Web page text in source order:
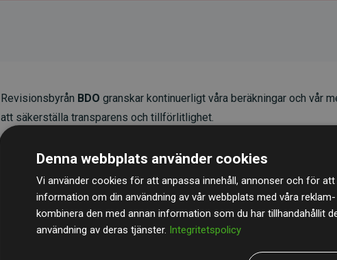
Revisionsbyrån BDO granskar kontinuerligt våra beräkningar och vår
att säkerställa transparens och tillförlitlighet.
kompenserar för200 % av de beräknade CO₂-utsläppen
medlemswebbplatser – ett tydligt bevis på att vårt arbetssätt ger
klimatnytta.
Denna webbplats använder cookies
Vi använder cookies för att anpassa innehåll, annonser och för
information om din användning av vår webbplats med våra
kombinera den med annan information som du har tillhandahållit
användning av deras tjänster. Integritetspolicy